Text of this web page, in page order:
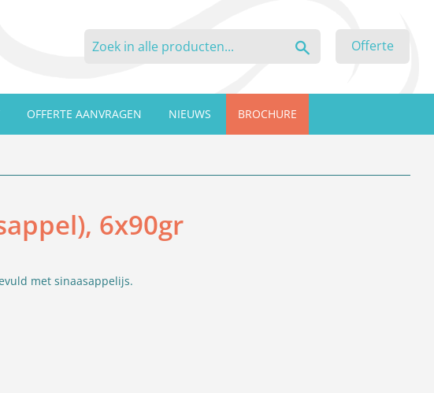
Offerte
OFFERTE AANVRAGEN NIEUWS BROCHURE
6x90gr
met sinaasappelijs.